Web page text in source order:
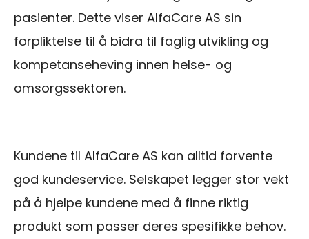
pasienter. Dette viser AlfaCare AS sin
forpliktelse til å bidra til faglig utvikling og
kompetanseheving innen helse- og
omsorgssektoren.
Kundene til AlfaCare AS kan alltid forvente
god kundeservice. Selskapet legger stor vekt
på å hjelpe kundene med å finne riktig
produkt som passer deres spesifikke behov.